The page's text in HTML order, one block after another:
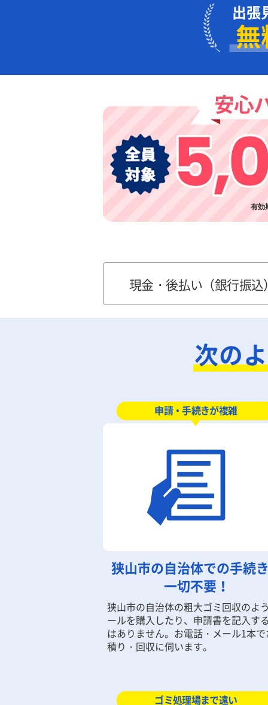
出張
有効
現金・後払い（銀行振込
次の
申請・手続きが複雑
狭山市の自治体での手続
一切不要！
狭山市の自治体の粗大ゴミ回収のよ
ールを購入したり、申請書を記入す
はありません。お電話・メール1本
積り・回収に伺います。
ゴミ処理場まで遠い